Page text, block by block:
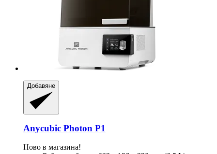
Добавяне
Anycubic Photon P1
Ново в магазина!